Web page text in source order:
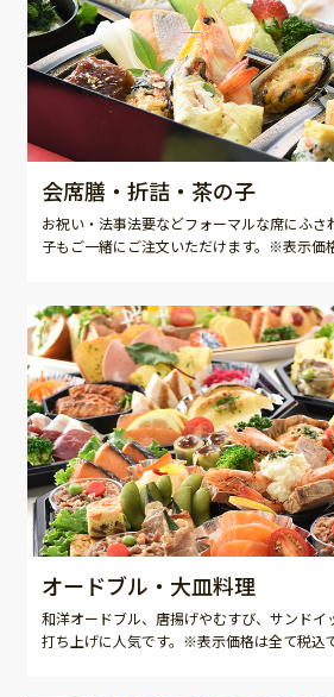
会席膳・折詰・茶の子
お祝い・法事法要などフォーマルな席にふさ
子もご一緒にご注文いただけます。※表示価
オードブル・大皿料理
和洋オードブル、唐揚げやむすび、サンドイ
打ち上げに人気です。※表示価格は全て税込で